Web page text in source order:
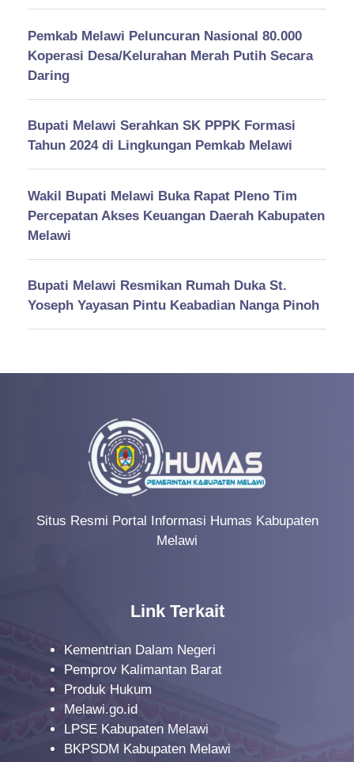
Pemkab Melawi Peluncuran Nasional 80.000
Koperasi Desa/Kelurahan Merah Putih Secara
Daring
Bupati Melawi Serahkan SK PPPK Formasi
Tahun 2024 di Lingkungan Pemkab Melawi
Wakil Bupati Melawi Buka Rapat Pleno Tim
Percepatan Akses Keuangan Daerah Kabupaten
Melawi
Bupati Melawi Resmikan Rumah Duka St.
Yoseph Yayasan Pintu Keabadian Nanga Pinoh
Situs Resmi Portal Informasi Humas Kabupaten
Melawi
Link Terkait
Kementrian Dalam Negeri
Pemprov Kalimantan Barat
Produk Hukum
Melawi.go.id
LPSE Kabupaten Melawi
BKPSDM Kabupaten Melawi